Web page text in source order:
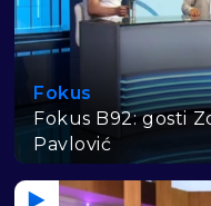
Fokus
Fokus B92: gosti
Pavlović